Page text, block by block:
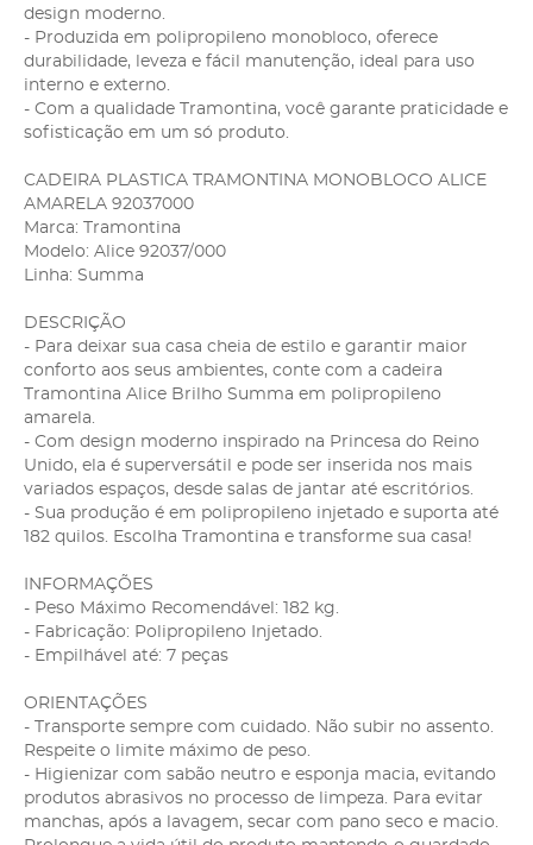
design moderno.
- Produzida em polipropileno monobloco, oferece
durabilidade, leveza e fácil manutenção, ideal para uso
interno e externo.
- Com a qualidade Tramontina, você garante praticidade e
sofisticação em um só produto.
CADEIRA PLASTICA TRAMONTINA MONOBLOCO ALICE
AMARELA 92037000
Marca: Tramontina
Modelo: Alice 92037/000
Linha: Summa
DESCRIÇÃO
- Para deixar sua casa cheia de estilo e garantir maior
conforto aos seus ambientes, conte com a cadeira
Tramontina Alice Brilho Summa em polipropileno
amarela.
- Com design moderno inspirado na Princesa do Reino
Unido, ela é superversátil e pode ser inserida nos mais
variados espaços, desde salas de jantar até escritórios.
- Sua produção é em polipropileno injetado e suporta até
182 quilos. Escolha Tramontina e transforme sua casa!
INFORMAÇÕES
- Peso Máximo Recomendável: 182 kg.
- Fabricação: Polipropileno Injetado.
- Empilhável até: 7 peças
ORIENTAÇÕES
- Transporte sempre com cuidado. Não subir no assento.
Respeite o limite máximo de peso.
- Higienizar com sabão neutro e esponja macia, evitando
produtos abrasivos no processo de limpeza. Para evitar
manchas, após a lavagem, secar com pano seco e macio.